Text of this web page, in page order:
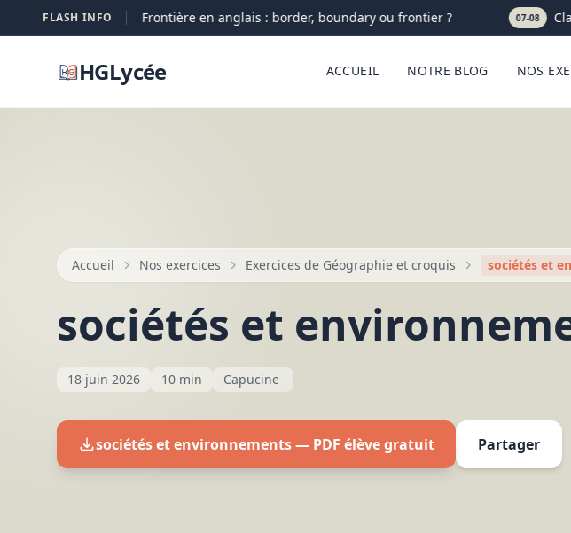
FLASH INFO
09-08 Frontière en anglais : border, boundary ou frontier ? 07-08
HGLycée ACCUEIL NOTRE BLOG NOS
Accueil Nos exercices Exercices de Géographie et croquis sociétés et
sociétés et
18 juin 2026 10 min Capucine
sociétés et environnements — PDF élève gratuit Partager